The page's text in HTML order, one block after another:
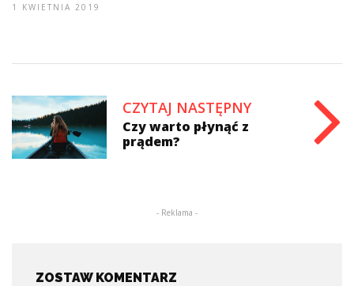
1 KWIETNIA 2019
CZYTAJ NASTĘPNY
Czy warto płynąć z
prądem?
- Reklama -
ZOSTAW KOMENTARZ